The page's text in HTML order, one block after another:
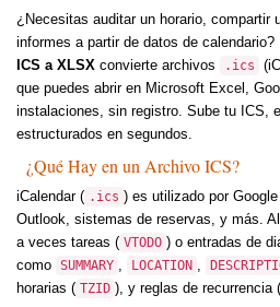
¿Necesitas auditar un horario, compartir
informes a partir de datos de
ICS a XLSX convierte archivos .ics
que puedes abrir en Microsoft Excel,
instalaciones, sin registro. Sube tu ICS,
estructurados en segundos.
¿Qué Hay en un Archivo ICS?
iCalendar ( .ics ) es utilizado por
Outlook, sistemas de reservas, y más.
a veces tareas ( VTODO ) o entradas de
como SUMMARY , LOCATION ,
horarias ( TZID ), y reglas de recurrencia (